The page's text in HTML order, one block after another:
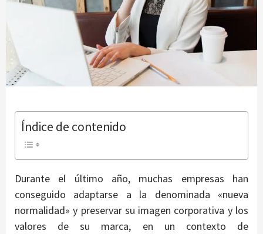
Índice de contenido
Durante el último año, muchas empresas han
conseguido adaptarse a la denominada «nueva
normalidad» y preservar su imagen corporativa y los
valores de su marca, en un contexto de